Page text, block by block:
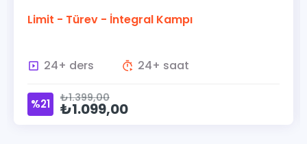
Limit - Türev - İntegral Kampı
24+ ders 24+ saat
₺1.399,00
₺1.099,00
%21